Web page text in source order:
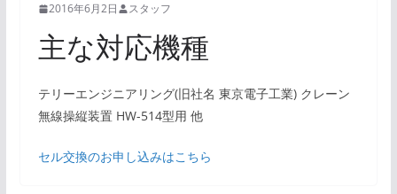
2016年6月2日 スタッフ
主な対応機種
テリーエンジニアリング(旧社名 東京電子工業) クレーン
無線操縦装置 HW-514型用 他
セル交換のお申し込みはこちら